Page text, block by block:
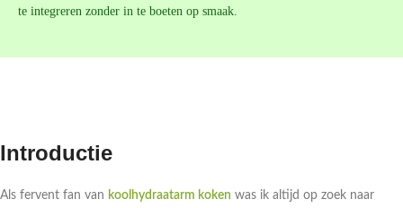
te integreren zonder in te boeten op smaak.
Introductie
Als fervent fan van koolhydraatarm koken was ik altijd op zoek naar